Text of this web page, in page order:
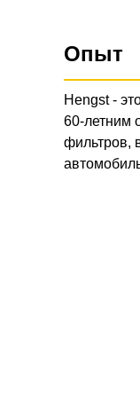
Опыт
Hengst -
60-летним
фильтров,